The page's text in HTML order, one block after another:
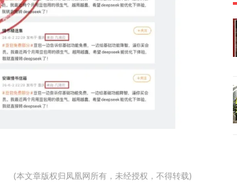
(本文章版权归凤凰网所有，未经授权，不得转载)